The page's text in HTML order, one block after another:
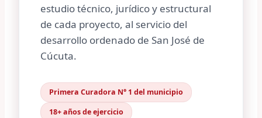
estudio técnico, jurídico y estructural
de cada proyecto, al servicio del
desarrollo ordenado de San José de
Cúcuta.
Primera Curadora N° 1 del municipio
18+ años de ejercicio